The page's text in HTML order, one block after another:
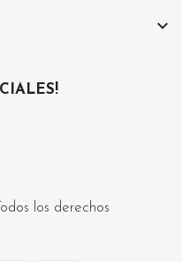

los derechos